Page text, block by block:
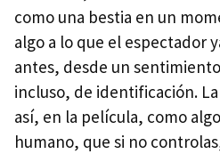
como una bestia en un
algo a lo que el espectador
antes, desde un
incluso, de identificación.
así, en la película, como
humano, que si no